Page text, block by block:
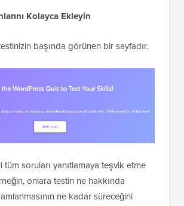
Kolayca Ekleyin
başında görünen bir sayfadır.
tüm soruları yanıtlamaya teşvik etme
onlara testin ne hakkında
ne kadar süreceğini